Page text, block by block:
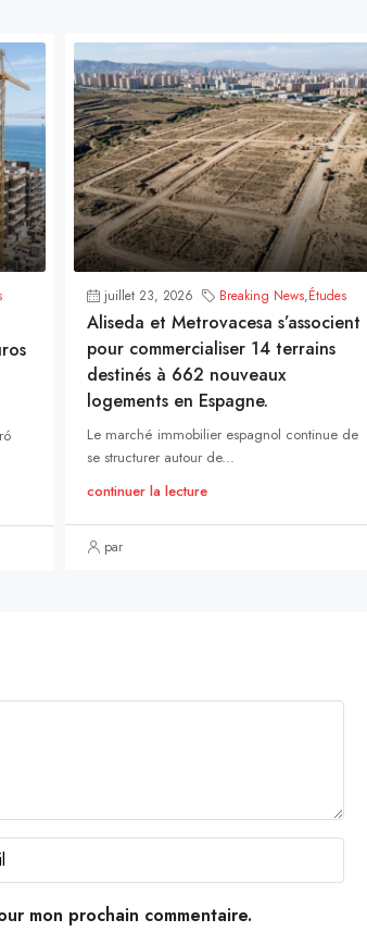
juillet 23, 2026 Breaking News,Études
Aliseda et Metrovacesa s’associent
pour commercialiser 14 terrains
destinés à 662 nouveaux
logements en Espagne.
Le marché immobilier espagnol continue de
se structurer autour de...
continuer la lecture
par
mon prochain commentaire.